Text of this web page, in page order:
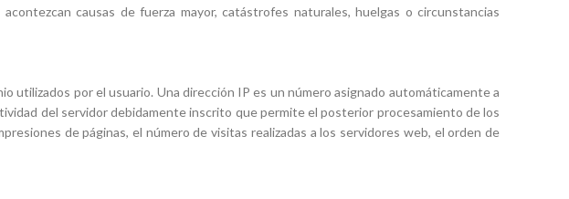
causas de fuerza mayor, catástrofes naturales, huelgas o circunstancias
utilizados por el usuario. Una dirección IP es un número asignado automáticamente a
del servidor debidamente inscrito que permite el posterior procesamiento de los
de páginas, el número de visitas realizadas a los servidores web, el orden de